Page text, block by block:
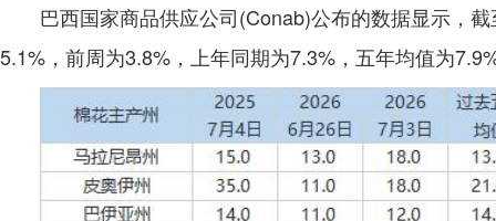
巴西国家商品供应公司(Conab)公布的数据显示，
5.1%，前周为3.8%，上年同期为7.3%，五年均值为